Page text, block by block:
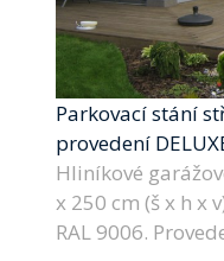
Parkovací stání
provedení
Hliníkové
x 250 cm (š x h x
RAL 9006.